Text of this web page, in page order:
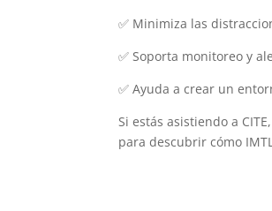
✅ Minimiza las
✅ Soporta monitoreo y
✅ Ayuda a crear un
Si estás asistiendo a
para descubrir cómo